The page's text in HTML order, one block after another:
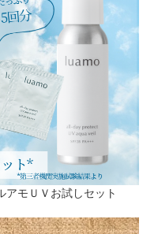
アモＵＶお試しセット